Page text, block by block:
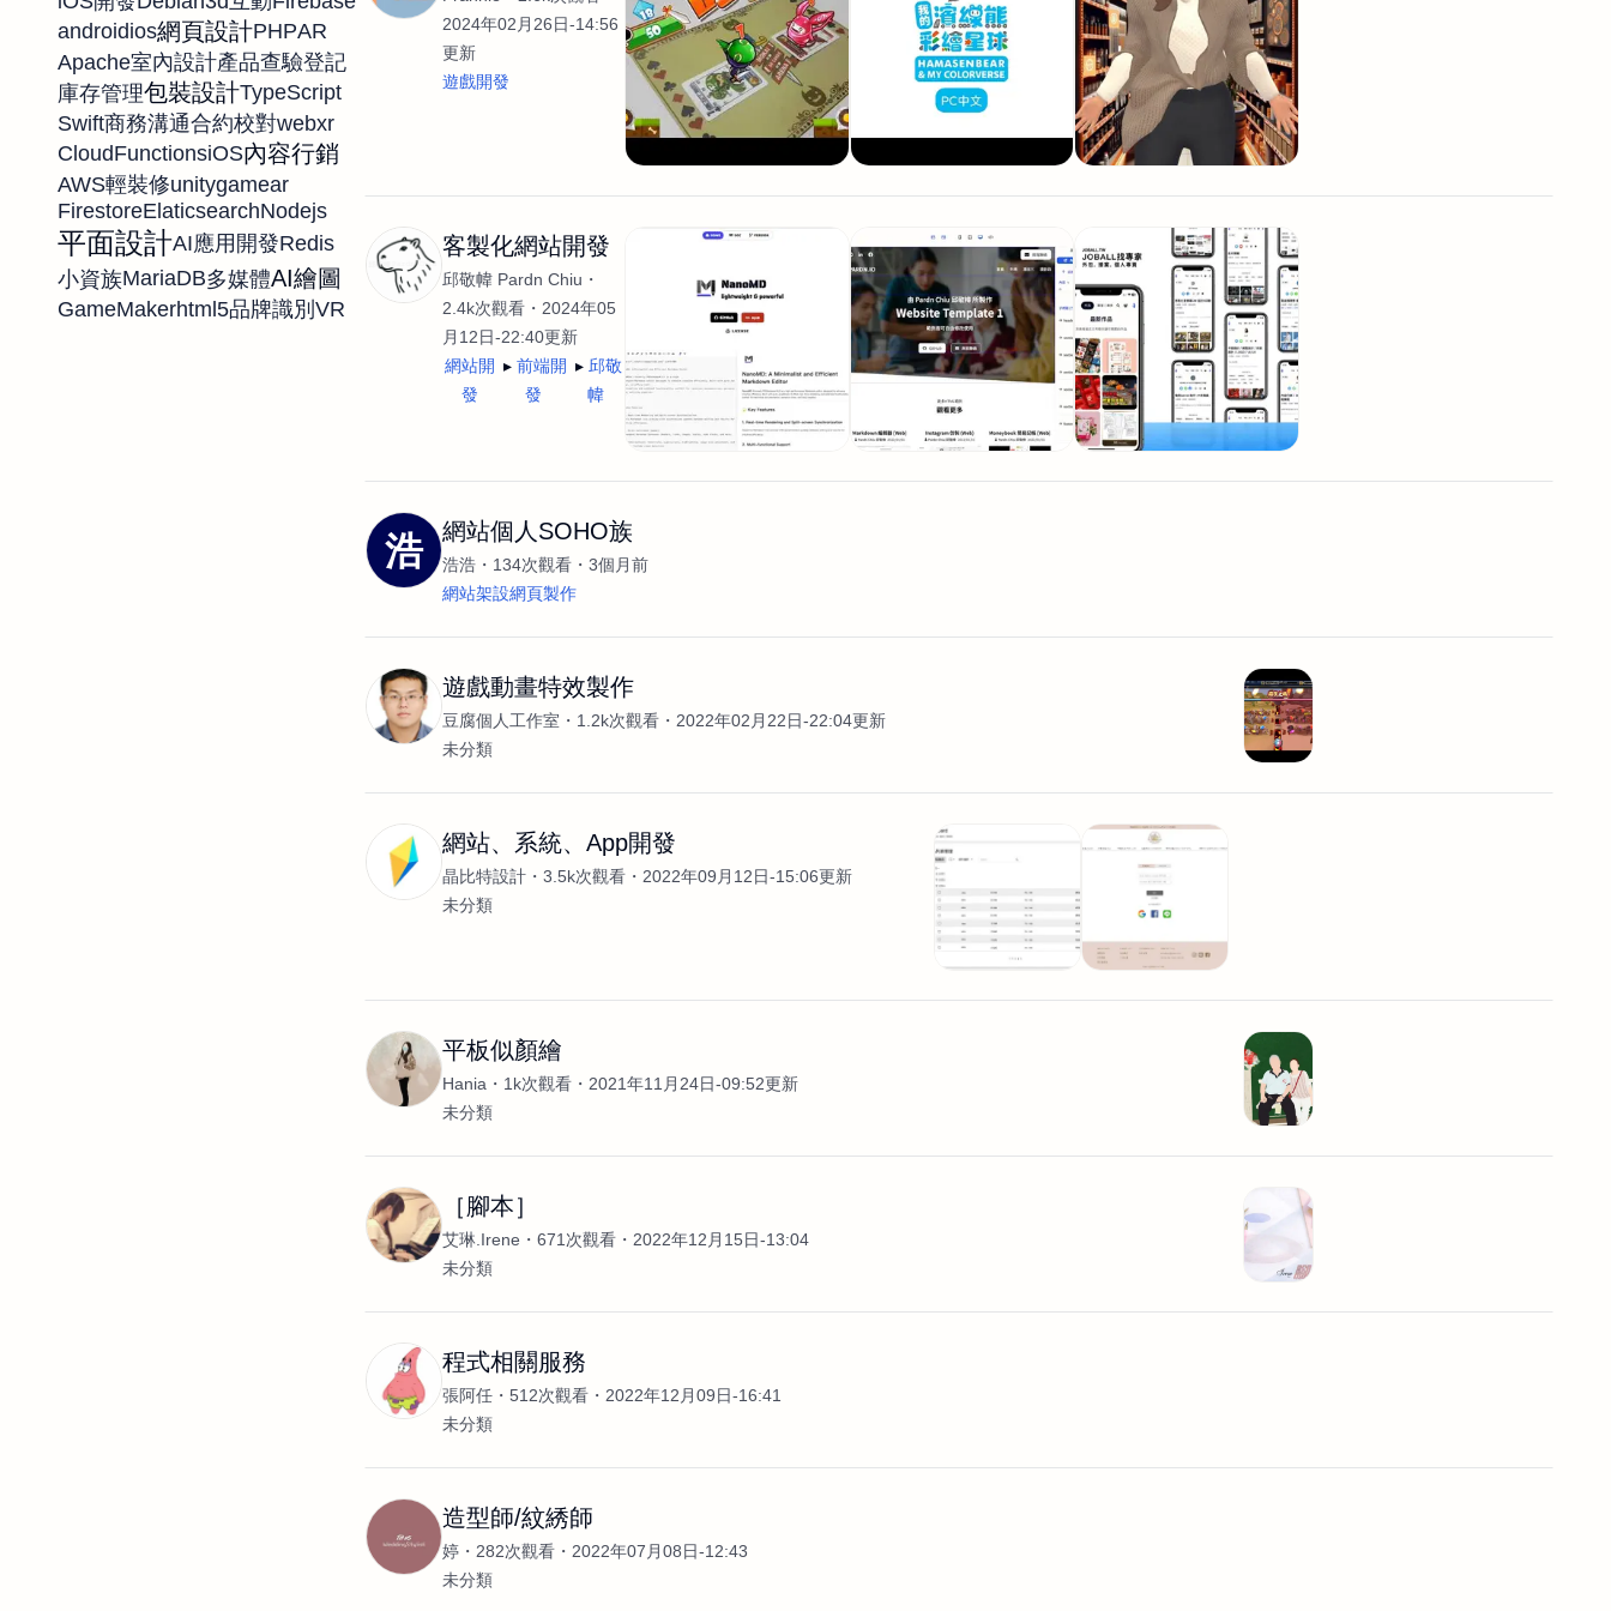
androidios網頁設計PHPAR
Apache室內設計產品查驗登記
庫存管理包裝設計TypeScript
Swift商務溝通合約校對webxr
CloudFunctionsiOS內容行銷
AWS輕裝修unitygamear
FirestoreElaticsearchNodejs
平面設計AI應用開發Redis
小資族MariaDB多媒體AI繪圖
GameMakerhtml5品牌識別 VR
2024年02月26日-14:56
更新
遊戲開發
客製化網站開發
邱敬幃 Pardn Chiu
2.4k次觀看
2024年05
月12日-22:40更新
網站開
發
前端開
發
邱敬
幃
浩 網站個人SOHO族
浩浩 134次觀看
3個月前
網站架設網頁製作
遊戲動畫特效製作
豆腐個人工作室 1.2k次觀看
2022年02月22日-22:04更新
未分類
網站、系統、App開發
晶比特設計 3.5k次觀看
2022年09月12日-15:06更新
未分類
平板似顏繪
Hania 1k次觀看
2021年11月24日-09:52更新
未分類
［腳本］
艾琳.Irene 671次觀看
2022年12月15日-13:04
未分類
程式相關服務
張阿任 512次觀看
2022年12月09日-16:41
未分類
造型師/紋綉師
婷 282次觀看
2022年07月08日-12:43
未分類